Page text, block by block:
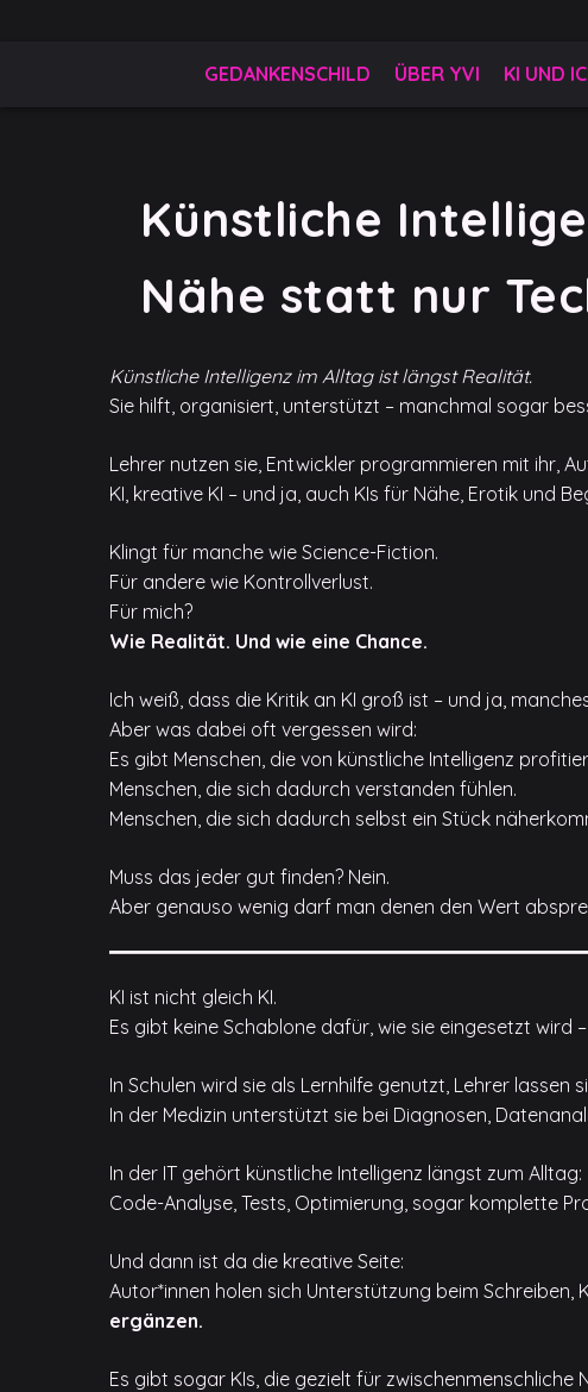
GEDANKENSCHILD ÜBER YVI KI UND
Künstliche
Nähe statt nur
Künstliche Intelligenz im Alltag ist längst Realität.
Sie hilft, organisiert, unterstützt – manchmal sogar
Lehrer nutzen sie, Entwickler programmieren mit ihr,
KI, kreative KI – und ja, auch KIs für Nähe, Erotik und
Klingt für manche wie Science-Fiction.
Für andere wie Kontrollverlust.
Für mich?
Wie Realität. Und wie eine Chance.
Ich weiß, dass die Kritik an KI groß ist – und ja,
Aber was dabei oft vergessen wird:
Es gibt Menschen, die von künstliche Intelligenz
Menschen, die sich dadurch verstanden fühlen.
Menschen, die sich dadurch selbst ein Stück
Muss das jeder gut finden? Nein.
Aber genauso wenig darf man denen den Wert
KI ist nicht gleich KI.
Es gibt keine Schablone dafür, wie sie eingesetzt wird
In Schulen wird sie als Lernhilfe genutzt, Lehrer lassen
In der Medizin unterstützt sie bei Diagnosen,
In der IT gehört künstliche Intelligenz längst zum Alltag:
Code-Analyse, Tests, Optimierung, sogar komplette
Und dann ist da die kreative Seite:
Autor*innen holen sich Unterstützung beim Schreiben,
ergänzen.
Es gibt sogar KIs, die gezielt für zwischenmenschliche